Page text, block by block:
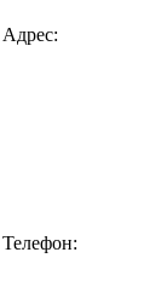
Адрес:
Телефон: